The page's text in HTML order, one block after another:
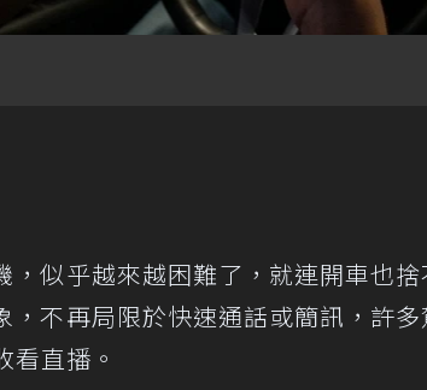
，似乎越來越困難了，就連開車也
，不再局限於快速通話或簡訊，許
看直播。